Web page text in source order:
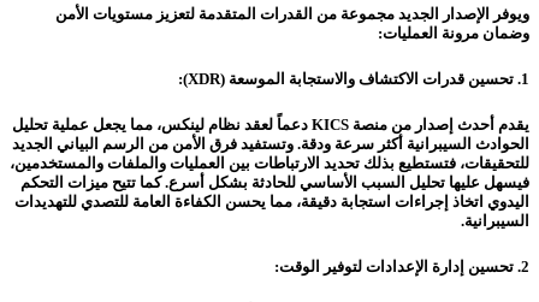
ويوفر الإصدار الجديد مجموعة من القدرات المتقدمة لتعزيز مستويات الأمن
وضمان مرونة العمليات:
1. تحسين قدرات الاكتشاف والاستجابة الموسعة (XDR):
يقدم أحدث إصدار من منصة KICS دعماً لعقد نظام لينكس، مما يجعل عملية تحليل
الحوادث السيبرانية أكثر سرعة ودقة. وتستفيد فرق الأمن من الرسم البياني الجديد
للتحقيقات، فتستطيع بذلك تحديد الارتباطات بين العمليات والملفات والمستخدمين،
فيسهل عليها تحليل السبب الأساسي للحادثة بشكل أسرع. كما تتيح ميزات التحكم
اليدوي اتخاذ إجراءات استجابة دقيقة، مما يحسن الكفاءة العامة للتصدي للتهديدات
السيبرانية.
2. تحسين إدارة الإعدادات لتوفير الوقت: